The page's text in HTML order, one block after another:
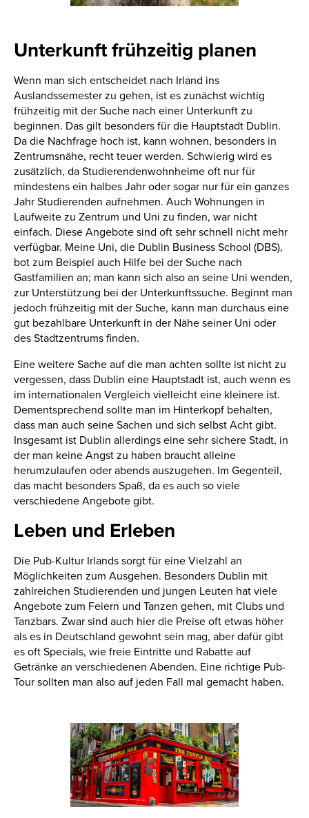
Unterkunft frühzeitig planen
Wenn man sich entscheidet nach Irland ins
Auslandssemester zu gehen, ist es zunächst wichtig
frühzeitig mit der Suche nach einer Unterkunft zu
beginnen. Das gilt besonders für die Hauptstadt Dublin.
Da die Nachfrage hoch ist, kann wohnen, besonders in
Zentrumsnähe, recht teuer werden. Schwierig wird es
zusätzlich, da Studierendenwohnheime oft nur für
mindestens ein halbes Jahr oder sogar nur für ein ganzes
Jahr Studierenden aufnehmen. Auch Wohnungen in
Laufweite zu Zentrum und Uni zu finden, war nicht
einfach. Diese Angebote sind oft sehr schnell nicht mehr
verfügbar. Meine Uni, die Dublin Business School (DBS),
bot zum Beispiel auch Hilfe bei der Suche nach
Gastfamilien an; man kann sich also an seine Uni wenden,
zur Unterstützung bei der Unterkunftssuche. Beginnt man
jedoch frühzeitig mit der Suche, kann man durchaus eine
gut bezahlbare Unterkunft in der Nähe seiner Uni oder
des Stadtzentrums finden.
Eine weitere Sache auf die man achten sollte ist nicht zu
vergessen, dass Dublin eine Hauptstadt ist, auch wenn es
im internationalen Vergleich vielleicht eine kleinere ist.
Dementsprechend sollte man im Hinterkopf behalten,
dass man auch seine Sachen und sich selbst Acht gibt.
Insgesamt ist Dublin allerdings eine sehr sichere Stadt, in
der man keine Angst zu haben braucht alleine
herumzulaufen oder abends auszugehen. Im Gegenteil,
das macht besonders Spaß, da es auch so viele
verschiedene Angebote gibt.
Leben und Erleben
Die Pub-Kultur Irlands sorgt für eine Vielzahl an
Möglichkeiten zum Ausgehen. Besonders Dublin mit
zahlreichen Studierenden und jungen Leuten hat viele
Angebote zum Feiern und Tanzen gehen, mit Clubs und
Tanzbars. Zwar sind auch hier die Preise oft etwas höher
als es in Deutschland gewohnt sein mag, aber dafür gibt
es oft Specials, wie freie Eintritte und Rabatte auf
Getränke an verschiedenen Abenden. Eine richtige Pub-
Tour sollten man also auf jeden Fall mal gemacht haben.